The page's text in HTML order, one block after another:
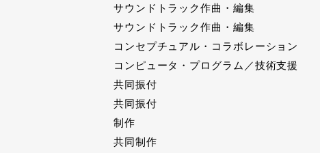
サウンドトラック作曲・編集
サウンドトラック作曲・編集
コンセプチュアル・コラボレーション
コンピュータ・プログラム／技術支援
共同振付
共同振付
制作
共同制作